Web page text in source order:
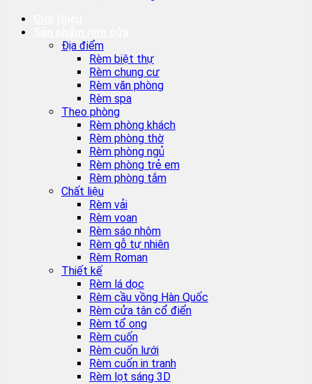
Địa điểm
Rèm biệt thự
Rèm chung cư
Rèm văn phòng
Rèm spa
Theo phòng
Rèm phòng khách
Rèm phòng thờ
Rèm phòng ngủ
Rèm phòng trẻ em
Rèm phòng tắm
Chất liệu
Rèm vải
Rèm voan
Rèm sáo nhôm
Rèm gỗ tự nhiên
Rèm Roman
Thiết kế
Rèm lá dọc
Rèm cầu vồng Hàn Quốc
Rèm cửa tân cổ điển
Rèm tổ ong
Rèm cuốn
Rèm cuốn lưới
Rèm cuốn in tranh
Rèm lọt sáng 3D